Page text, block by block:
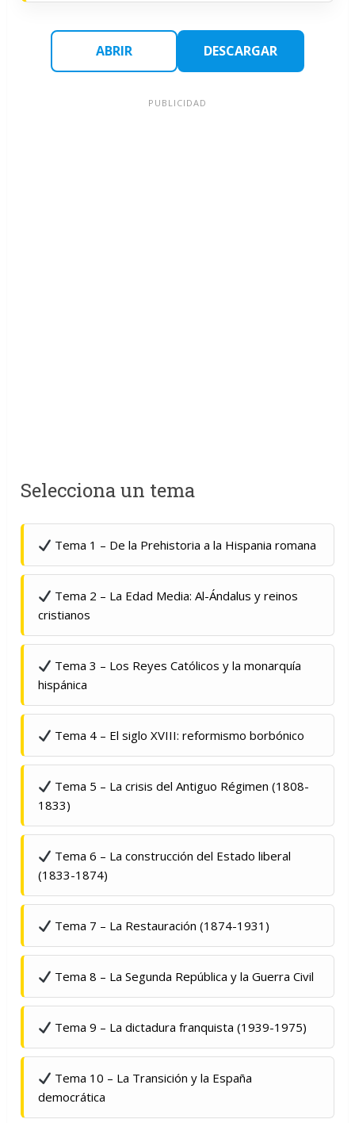
ABRIR DESCARGAR
Selecciona un tema
Tema 1 – De la Prehistoria a la Hispania romana
Tema 2 – La Edad Media: Al-Ándalus y reinos
cristianos
Tema 3 – Los Reyes Católicos y la monarquía
hispánica
Tema 4 – El siglo XVIII: reformismo borbónico
Tema 5 – La crisis del Antiguo Régimen (1808-
1833)
Tema 6 – La construcción del Estado liberal
(1833-1874)
Tema 7 – La Restauración (1874-1931)
Tema 8 – La Segunda República y la Guerra Civil
Tema 9 – La dictadura franquista (1939-1975)
Tema 10 – La Transición y la España
democrática